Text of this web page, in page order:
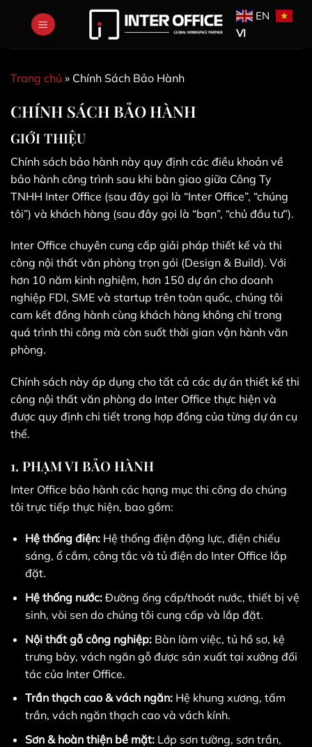
EN
VI
Trang chủ » Chính Sách Bảo Hành
CHÍNH SÁCH BẢO HÀNH
GIỚI THIỆU
Chính sách bảo hành này quy định các điều khoản về
bảo hành công trình sau khi bàn giao giữa Công Ty
TNHH Inter Office (sau đây gọi là “Inter Office”, “chúng
tôi”) và khách hàng (sau đây gọi là “bạn”, “chủ đầu tư”).
Inter Office chuyên cung cấp giải pháp thiết kế và thi
công nội thất văn phòng trọn gói (Design & Build). Với
hơn 10 năm kinh nghiệm, hơn 150 dự án cho doanh
nghiệp FDI, SME và startup trên toàn quốc, chúng tôi
cam kết đồng hành cùng khách hàng không chỉ trong
quá trình thi công mà còn suốt thời gian vận hành văn
phòng.
Chính sách này áp dụng cho tất cả các dự án thiết kế thi
công nội thất văn phòng do Inter Office thực hiện và
được quy định chi tiết trong hợp đồng của từng dự án cụ
thể.
1. PHẠM VI BẢO HÀNH
Inter Office bảo hành các hạng mục thi công do chúng
tôi trực tiếp thực hiện, bao gồm:
Hệ thống điện:Hệ thống điện động lực, điện chiếu
sáng, ổ cắm, công tắc và tủ điện do Inter Office lắp
đặt.
Hệ thống nước:Đường ống cấp/thoát nước, thiết bị vệ
sinh, vòi sen do chúng tôi cung cấp và lắp đặt.
Nội thất gỗ công nghiệp: Bàn làm việc, tủ hồ sơ, kệ
trưng bày, vách ngăn gỗ được sản xuất tại xưởng đối
tác của Inter Office.
Trần thạch cao & vách ngăn: Hệ khung xương, tấm
trần, vách ngăn thạch cao và vách kính.
Sơn & hoàn thiện bề mặt:Lớp sơn tường, sơn trần,